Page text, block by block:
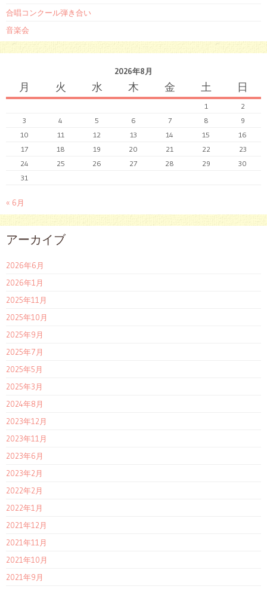
合唱コンクール弾き合い
音楽会
2026年8月
月 火 水 木 金 土 日
1
2
3
4 5 6 7 8
9
10
11 12 13 14 15
16
17
18 19 20 21 22
23
24
25 26 27 28 29
30
31
« 6月
アーカイブ
2026年6月
2026年1月
2025年11月
2025年10月
2025年9月
2025年7月
2025年5月
2025年3月
2024年8月
2023年12月
2023年11月
2023年6月
2023年2月
2022年2月
2022年1月
2021年12月
2021年11月
2021年10月
2021年9月